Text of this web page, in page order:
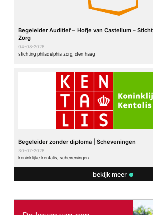
Begeleider Auditief – Hofje van Castellum –
Zorg
04-08-2026
stichting philadelphia zorg, den haag
Begeleider zonder diploma | Scheveningen
30-07-2026
koninklijke kentalis, scheveningen
bekijk meer